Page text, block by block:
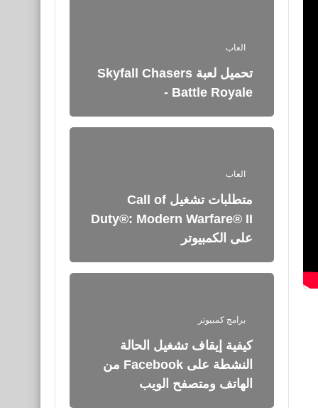
العاب
تحميل لعبة Skyfall Chasers
- Battle Royale
العاب
متطلبات تشغيل Call of
Duty®: Modern Warfare® II
على الكمبيوتر
برامج كمبيوتر
كيفية إيقاف تشغيل الحالة
النشطة على Facebook من
الهاتف ومتصفح الويب